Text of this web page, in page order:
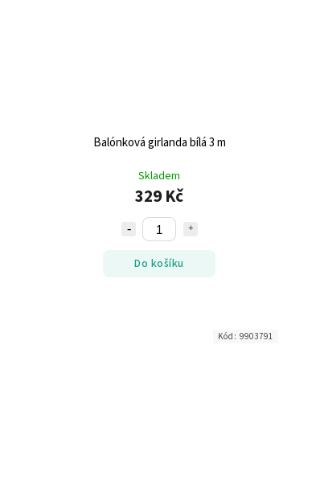
Balónková girlanda bílá 3 m
Skladem
329 Kč
Do košíku
Kód: 9903791